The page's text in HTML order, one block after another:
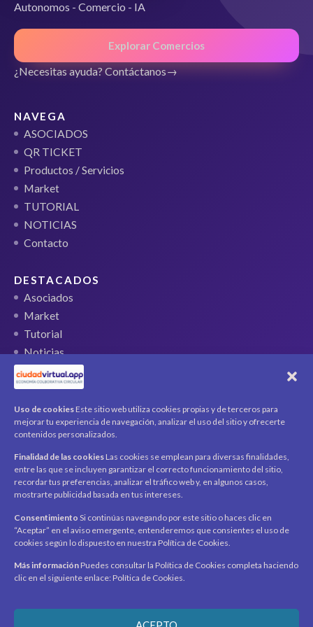
Uso de cookies Este sitio web utiliza cookies propias y de terceros para
mejorar tu experiencia de navegación, analizar el uso del sitio y ofrecerte
contenidos personalizados.
Finalidad de las cookies Las cookies se emplean para diversas finalidades,
entre las que se incluyen garantizar el correcto funcionamiento del sitio,
recordar tus preferencias, analizar el tráfico web y, en algunos casos,
mostrarte publicidad basada en tus intereses.
Consentimiento Si continúas navegando por este sitio o haces clic en
“Aceptar” en el aviso emergente, entenderemos que consientes el uso de
cookies según lo dispuesto en nuestra Política de Cookies.
Más información Puedes consultar la Política de Cookies completa haciendo
clic en el siguiente enlace: Política de Cookies.
Autonomos - Comercio - IA
Explorar Comercios
¿Necesitas ayuda? Contáctanos
NAVEGA
ASOCIADOS
QR TICKET
Productos / Servicios
Market
TUTORIAL
NOTICIAS
Contacto
DESTACADOS
Asociados
Market
Tutorial
Noticias
QR Ticket
CUENTA
Mi cuenta
Productos / Servicios
Asociados
Acerca deContactoNoticias
SÍGUENOS
Encuéntranos en redes sociales y mantente al día con
novedades y promociones.
Recibe novedades y promociones en tu correo.